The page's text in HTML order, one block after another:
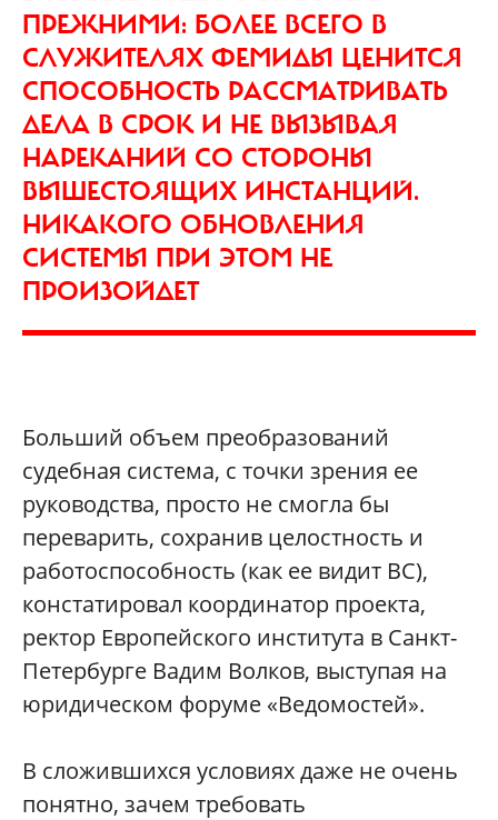
ПРЕЖНИМИ: БОЛЕЕ ВСЕГО В
СЛУЖИТЕЛЯХ ФЕМИДЫ ЦЕНИТСЯ
СПОСОБНОСТЬ РАССМАТРИВАТЬ
ДЕЛА В СРОК И НЕ ВЫЗЫВАЯ
НАРЕКАНИЙ СО СТОРОНЫ
ВЫШЕСТОЯЩИХ ИНСТАНЦИЙ.
НИКАКОГО ОБНОВЛЕНИЯ
СИСТЕМЫ ПРИ ЭТОМ НЕ
ПРОИЗОЙДЕТ
Больший объем преобразований
судебная система, с точки зрения ее
руководства, просто не смогла бы
переварить, сохранив целостность и
работоспособность (как ее видит ВС),
констатировал координатор проекта,
ректор Европейского института в Санкт-
Петербурге Вадим Волков, выступая на
юридическом форуме «Ведомостей».
В сложившихся условиях даже не очень
понятно, зачем требовать